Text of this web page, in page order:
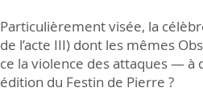
Particulièrement visée, la
de l’acte III) dont les mêmes
ce la violence des attaques —
édition du Festin de Pierre ?